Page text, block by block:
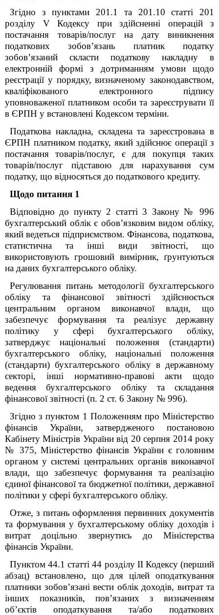
Згідно з пунктами 201.1 та 201.10 статті 201
розділу V Кодексу при здійсненні операцій з
постачання товарів/послуг на дату виникнення
податкових зобов’язань платник податку
зобов’язаний скласти податкову накладну в
електронній формі з дотриманням умови щодо
реєстрації у порядку, визначеному законодавством,
кваліфікованого електронного підпису
уповноваженої платником особи та зареєструвати її
в ЄРПН у встановлені Кодексом терміни.
Податкова накладна, складена та зареєстрована в
ЄРПН платником податку, який здійснює операції з
постачання товарів/послуг, є для покупця таких
товарів/послуг підставою для нарахування сум
податку, що відносяться до податкового кредиту.
Щодо питання 1
Відповідно до пункту 2 статті 3 Закону № 996
бухгалтерський облік є обов’язковим видом обліку,
який ведеться підприємством. Фінансова, податкова,
статистична та інші види звітності, що
використовують грошовий вимірник, ґрунтуються
на даних бухгалтерського обліку.
Регулювання питань методології бухгалтерського
обліку та фінансової звітності здійснюється
центральним органом виконавчої влади, що
забезпечує формування та реалізує державну
політику у сфері бухгалтерського обліку,
затверджує національні положення (стандарти)
бухгалтерського обліку, національні положення
(стандарти) бухгалтерського обліку в державному
секторі, інші нормативно-правові акти щодо
ведення бухгалтерського обліку та складання
фінансової звітності (п. 2 ст. 6 Закону № 996).
Згідно з пунктом 1 Положенням про Міністерство
фінансів України, затвердженого постановою
Кабінету Міністрів України від 20 серпня 2014 року
№ 375, Міністерство фінансів України є головним
органом у системі центральних органів виконавчої
влади, що забезпечує формування та реалізацію
єдиної фінансової та бюджетної політики, державної
політики у сфері бухгалтерського обліку.
Отже, з питань оформлення первинних документів
та формування у бухгалтерському обліку доходів і
витрат доцільно звернутись до Міністерства
фінансів України.
Пунктом 44.1 статті 44 розділу ІІ Кодексу (перший
абзац) встановлено, що для цілей оподаткування
платники зобов’язані вести облік доходів, витрат та
інших показників, пов’язаних з визначенням
об’єктів оподаткування та/або податкових